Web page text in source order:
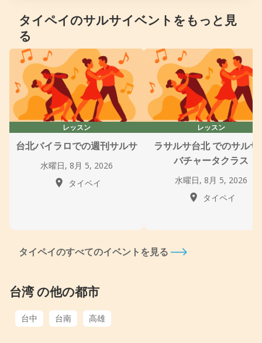
タイペイのサルサイベントをもっと見
る
レッスン
台北バイラロでの週刊サルサ
水曜日, 8月 5, 2026
タイペイ
レッスン
ラサルサ台北 でのサルサ
バチャータクラス
水曜日, 8月 5, 2026
タイペイ
タイペイのすべてのイベントを見る
台湾 の他の都市
台中 台南 高雄